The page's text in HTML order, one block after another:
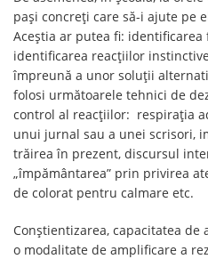
pași concreți care să-i ajute pe
Aceștia ar putea fi:
identificarea reacțiilor
împreună a unor soluții
folosi următoarele tehnici de
control al reacțiilor: respirația
unui jurnal sau a unei scrisori,
trăirea în prezent, discursul
„împământarea” prin privirea
de colorat pentru calmare etc.
Conștientizarea, capacitatea
o modalitate de amplificare a